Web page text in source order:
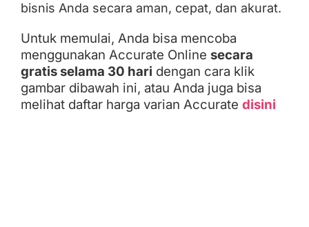
bisnis Anda secara aman, cepat, dan akurat.
Untuk memulai, Anda bisa mencoba
menggunakan Accurate Online secara
gratis selama 30 hari dengan cara klik
gambar dibawah ini, atau Anda juga bisa
melihat daftar harga varian Accurate disini